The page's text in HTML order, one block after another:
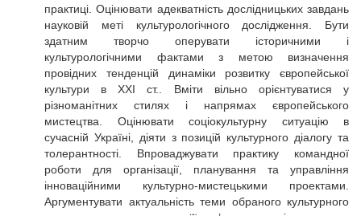
практиці. Оцінювати адекватність дослідницьких завдань
науковій меті культурологічного дослідження. Бути
здатним творчо оперувати історичними і
культурологічними фактами з метою визначення
провідних тенденцій динаміки розвитку європейської
культури в ХХІ ст.. Вміти вільно орієнтуватися у
різноманітних стилях і напрямах європейського
мистецтва. Оцінювати соціокультурну ситуацію в
сучасній Україні, діяти з позицій культурного діалогу та
толерантності. Впроваджувати практику командної
роботи для організації, планування та управління
інноваційними культурно-мистецькими проектами.
Аргументувати актуальність теми обраного культурного